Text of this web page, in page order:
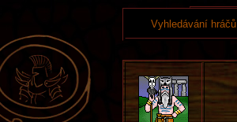
Vyhledávání hráčů